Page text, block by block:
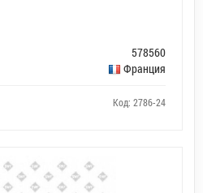
578560
Франция
Код: 2786-24